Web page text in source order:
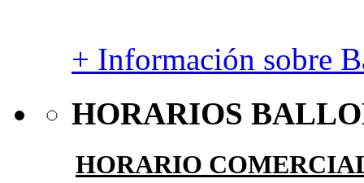
+ Información sobre
HORARIOS
HORARIO